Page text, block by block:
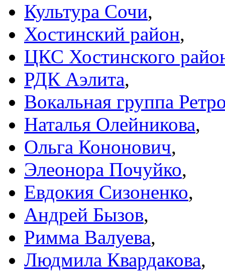
Культура Сочи,
Хостинский район,
ЦКС Хостинского
РДК Аэлита,
Вокальная группа
Наталья Олейникова,
Ольга Кононович,
Элеонора Почуйко,
Евдокия Сизоненко,
Андрей Бызов,
Римма Валуева,
Людмила Квардакова,